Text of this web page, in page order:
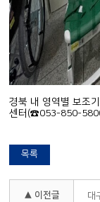
경북 내 영역별 보조
센터(☎053-850-
목록
▲ 이전글 대